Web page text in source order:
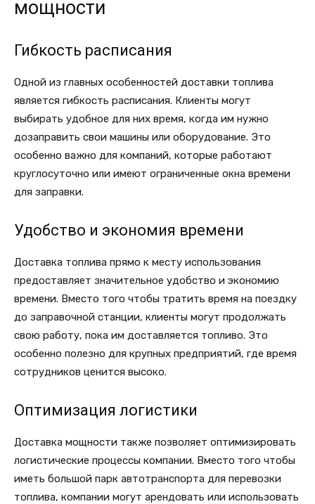
мощности
Гибкость расписания
Одной из главных особенностей доставки топлива
является гибкость расписания. Клиенты могут
выбирать удобное для них время, когда им нужно
дозаправить свои машины или оборудование. Это
особенно важно для компаний, которые работают
круглосуточно или имеют ограниченные окна времени
для заправки.
Удобство и экономия времени
Доставка топлива прямо к месту использования
предоставляет значительное удобство и экономию
времени. Вместо того чтобы тратить время на поездку
до заправочной станции, клиенты могут продолжать
свою работу, пока им доставляется топливо. Это
особенно полезно для крупных предприятий, где время
сотрудников ценится высоко.
Оптимизация логистики
Доставка мощности также позволяет оптимизировать
логистические процессы компании. Вместо того чтобы
иметь большой парк автотранспорта для перевозки
топлива, компании могут арендовать или использовать